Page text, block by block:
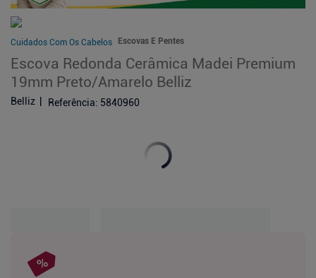
Cuidados Com Os Cabelos Escovas E Pentes
Escova Redonda Cerâmica Madei Premium
19mm Preto/Amarelo Belliz
Belliz Referência: 5840960